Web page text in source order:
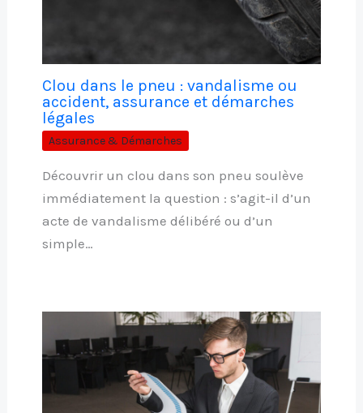
Clou dans le pneu : vandalisme ou
accident, assurance et démarches
légales
Assurance & Démarches
Découvrir un clou dans son pneu soulève
immédiatement la question : s’agit-il d’un
acte de vandalisme délibéré ou d’un
simple…